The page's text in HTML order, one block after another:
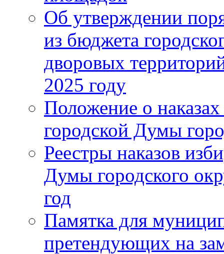
Об утверждении
из бюджета
дворовых
2025 году
Положение о
городской Думы
Реестры наказов
Думы городского
год
Памятка для
претендующих на